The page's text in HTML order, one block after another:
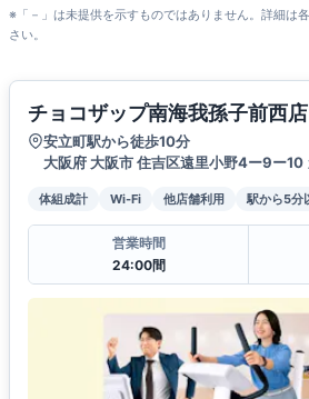
※「－」は未提供を示すものではありません。詳細は
さい。
チョコザップ南海我孫子前西店
安立町駅から徒歩10分
大阪府 大阪市 住吉区遠里小野4ー9ー10
体組成計 Wi-Fi 他店舗利用 駅から5分
営業時間
24:00間